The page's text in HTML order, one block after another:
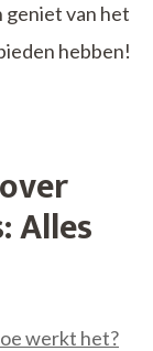
geniet van het
hebben!
Alles
werkt het?